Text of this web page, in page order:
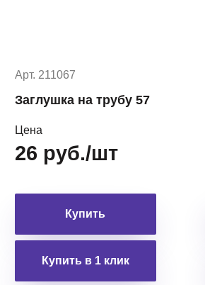
Арт. 211067
Заглушка на трубу 57
Цена
26 руб./шт
Купить
Купить в 1 клик